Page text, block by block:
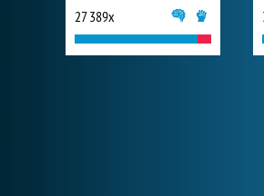
27 389x